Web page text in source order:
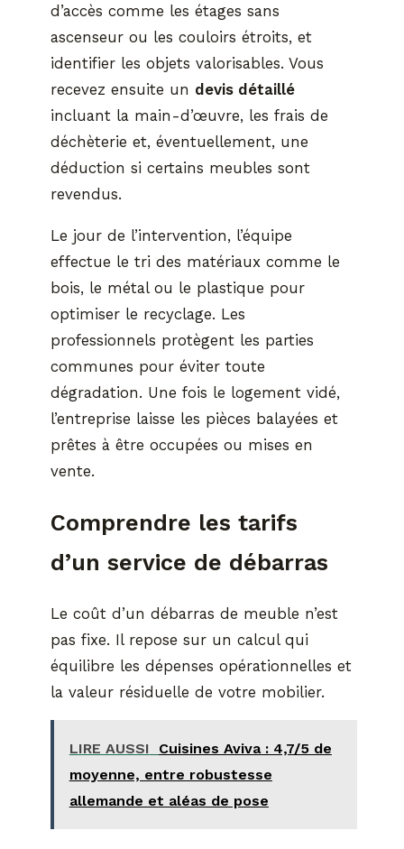
d’accès comme les étages sans
ascenseur ou les couloirs étroits, et
identifier les objets valorisables. Vous
recevez ensuite un devis détaillé
incluant la main-d’œuvre, les frais de
déchèterie et, éventuellement, une
déduction si certains meubles sont
revendus.
Le jour de l’intervention, l’équipe
effectue le tri des matériaux comme le
bois, le métal ou le plastique pour
optimiser le recyclage. Les
professionnels protègent les parties
communes pour éviter toute
dégradation. Une fois le logement vidé,
l’entreprise laisse les pièces balayées et
prêtes à être occupées ou mises en
vente.
Comprendre les tarifs
d’un service de débarras
Le coût d’un débarras de meuble n’est
pas fixe. Il repose sur un calcul qui
équilibre les dépenses opérationnelles et
la valeur résiduelle de votre mobilier.
LIRE AUSSI
Cuisines Aviva : 4,7/5 de
moyenne, entre robustesse
allemande et aléas de pose